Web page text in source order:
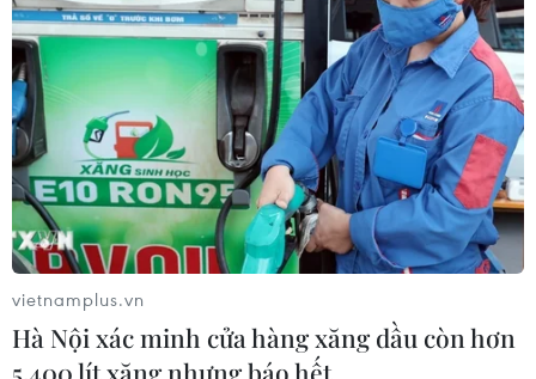
vietnamplus.vn
Hà Nội xác minh cửa hàng xăng dầu còn hơn
5.400 lít xăng nhưng báo hết